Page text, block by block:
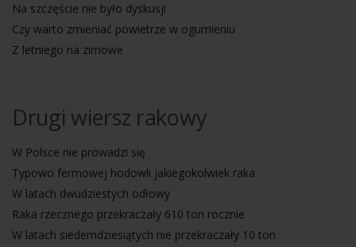
Na szczęście nie było dyskusji
Czy warto zmieniać powietrze w ogumieniu
Z letniego na zimowe
Drugi wiersz rakowy
W Polsce nie prowadzi się
Typowo fermowej hodowli jakiegokolwiek raka
W latach dwudziestych odłowy
Raka rzecznego przekraczały 610 ton rocznie
W latach siedemdziesiątych nie przekraczały 10 ton